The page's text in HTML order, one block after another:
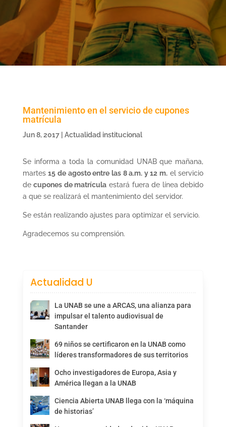
Mantenimiento en el servicio de cupones
matrícula
Jun 8, 2017| Actualidad institucional
Se informa a toda la comunidad UNAB que mañana,
martes15 de agosto entre las 8 a.m. y 12 m.el servicio
decupones de matrícula estará fuera de línea debido
a que se realizará el mantenimiento del servidor.
Se están realizando ajustes para optimizar el servicio.
Agradecemos su comprensión.
Actualidad U
La UNAB se une a ARCAS, una alianza para
impulsar el talento audiovisual de
Santander
69 niños se certificaron en la UNAB como
líderes transformadores de sus territorios
Ocho investigadores de Europa, Asia y
América llegan a la UNAB
Ciencia Abierta UNAB llega con la ‘máquina
de historias’